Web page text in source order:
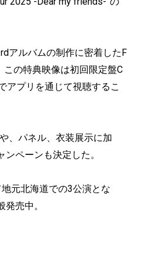
アルバムの制作に密着したF
この特典映像は初回限定盤C
アプリを通じて視聴するこ
、パネル、衣装展示に加
ペーンも決定した。
元北海道での3公演とな
売中。